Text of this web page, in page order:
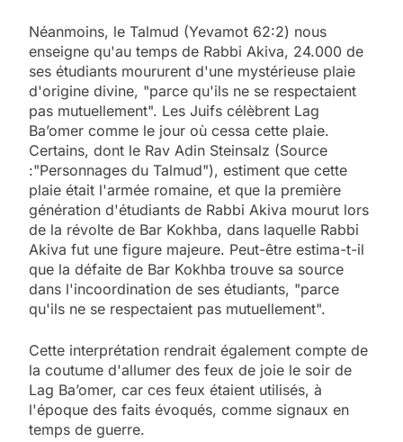
Néanmoins, le Talmud (Yevamot 62:2) nous
enseigne qu'au temps de Rabbi Akiva, 24.000 de
ses étudiants moururent d'une mystérieuse plaie
d'origine divine, "parce qu'ils ne se respectaient
pas mutuellement". Les Juifs célèbrent Lag
Ba’omer comme le jour où cessa cette plaie.
Certains, dont le Rav Adin Steinsalz (Source
:"Personnages du Talmud"), estiment que cette
plaie était l'armée romaine, et que la première
génération d'étudiants de Rabbi Akiva mourut lors
de la révolte de Bar Kokhba, dans laquelle Rabbi
Akiva fut une figure majeure. Peut-être estima-t-il
que la défaite de Bar Kokhba trouve sa source
dans l'incoordination de ses étudiants, "parce
qu'ils ne se respectaient pas mutuellement".
Cette interprétation rendrait également compte de
la coutume d'allumer des feux de joie le soir de
Lag Ba’omer, car ces feux étaient utilisés, à
l'époque des faits évoqués, comme signaux en
temps de guerre.